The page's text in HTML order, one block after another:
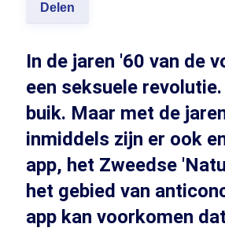
Delen
In de jaren '60 van de
een seksuele
buik. Maar met de
inmiddels zijn er ook
app, het Zweedse
het gebied van
app kan voorkomen